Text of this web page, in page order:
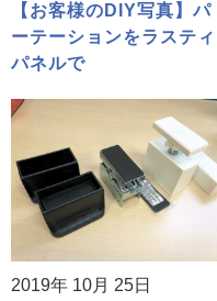
【お客様のDIY写真】パ
ーテーションをラスティ
パネルで
2019年 10月 25日